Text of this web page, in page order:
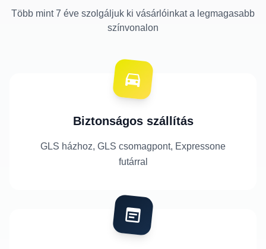
Több mint 7 éve szolgáljuk ki vásárlóinkat a legmagasabb
színvonalon
Biztonságos szállítás
GLS házhoz, GLS csomagpont, Expressone
futárral